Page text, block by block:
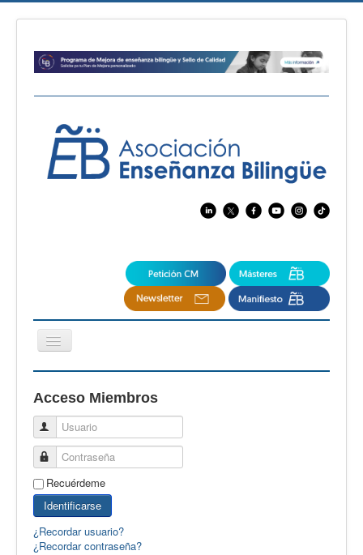
Cambiar
navegación
CertAcleB
Profesores Visitantes
Calidad
Artículos
Recursos
Observatorio EB
Acceso Miembros
Usuario
Contraseña
Recuérdeme
Identificarse
¿Recordar usuario?
¿Recordar contraseña?